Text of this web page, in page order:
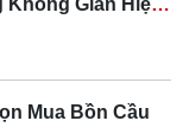
Mua Bồn Cầu